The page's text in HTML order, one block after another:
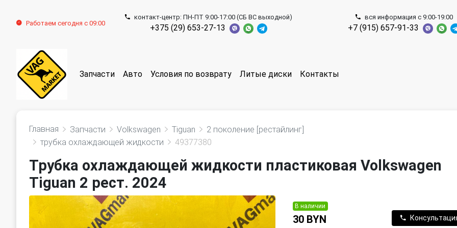
Работаем сегодня с 09:00
контакт-центр: ПН-ПТ 9:00-17:00 (СБ ВС выходной)
+375 (29) 653-27-13
вся информация с 9:00-19:00
+7 (915) 657-91-33
Запчасти Авто Условия по возврату Литые диски Контакты
Главная Запчасти Volkswagen Tiguan
2 поколение [рестайлинг]
трубка охлаждающей жидкости
49377380
Трубка охлаждающей жидкости пластиковая Volkswagen
Tiguan 2 рест. 2024
В наличии
30 BYN